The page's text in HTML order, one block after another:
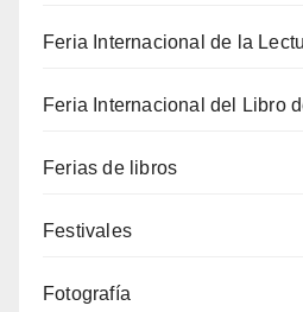
Feria Internacional de la
Feria Internacional del Libro
Ferias de libros
Festivales
Fotografía